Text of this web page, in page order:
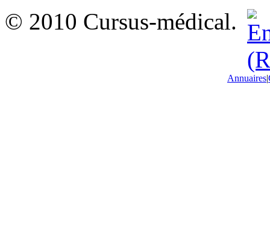
© 2010 Cursus-médical.
Annuaires|